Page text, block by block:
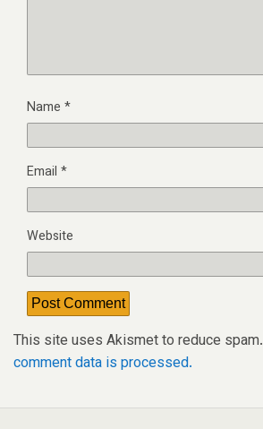
Name *
Email *
Website
This site uses Akismet to reduce spam.
comment data is processed.